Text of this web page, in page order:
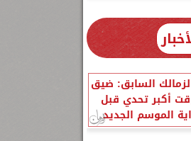
السابق: ضيق
أكبر تحدي قبل
الموسم الجديد